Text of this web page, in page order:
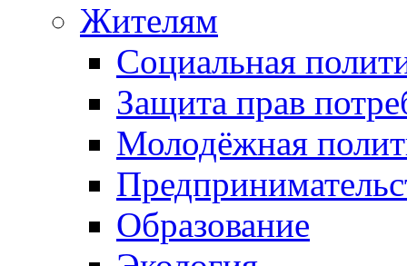
Жителям
Социальная
Защита прав
Молодёжная
Образование